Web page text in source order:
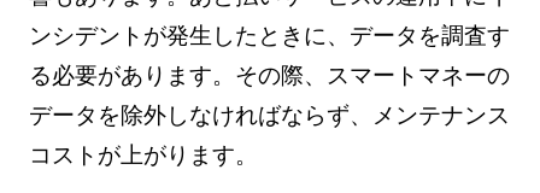
ンシデントが発生したときに、データを調査す
る必要があります。その際、スマートマネーの
データを除外しなければならず、メンテナンス
コストが上がります。